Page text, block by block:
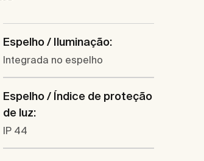
Espelho / Iluminação:
Integrada no espelho
Espelho / Índice de proteção
de luz:
IP 44